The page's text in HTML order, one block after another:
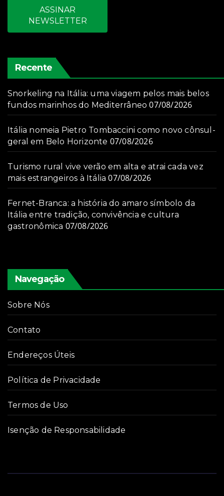
ASSINAR
NEWSLETTER
Recente
Snorkeling na Itália: uma viagem pelos mais belos
fundos marinhos do Mediterrâneo 07/08/2026
Itália nomeia Pietro Tombaccini como novo cônsul-
geral em Belo Horizonte 07/08/2026
Turismo rural vive verão em alta e atrai cada vez
mais estrangeiros à Itália 07/08/2026
Fernet-Branca: a história do amaro símbolo da
Itália entre tradição, convivência e cultura
gastronômica 07/08/2026
Navegação
Sobre Nós
Contato
Endereços Úteis
Política de Privacidade
Termos de Uso
Isenção de Responsabilidade